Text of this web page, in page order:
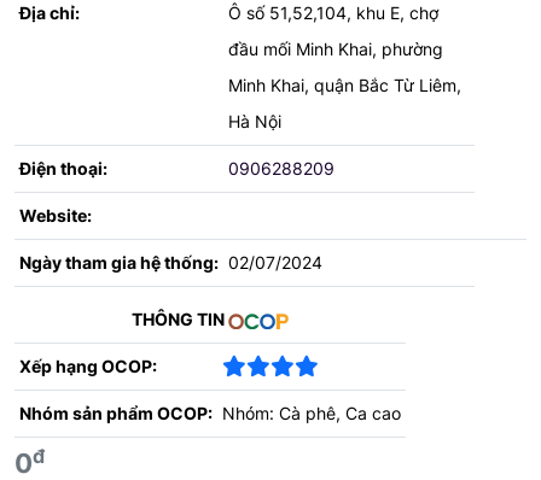
Địa chỉ:
Ô số 51,52,104, khu E, chợ
đầu mối Minh Khai, phường
Minh Khai, quận Bắc Từ Liêm,
Hà Nội
Điện thoại: 0906288209
Website:
Ngày tham gia hệ thống: 02/07/2024
THÔNG TIN
Xếp hạng OCOP:
Nhóm sản phẩm OCOP: Nhóm: Cà phê, Ca cao
0đ